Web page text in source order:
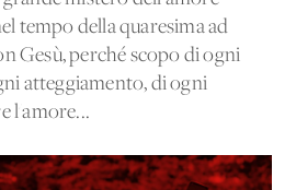
tempo della quaresima ad
Gesù, perché scopo di ogni
atteggiamento, di ogni
l'amore...